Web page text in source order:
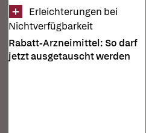
Rabatt-Arzneimittel: So darf
jetzt ausgetauscht werden
Erleichterungen bei
Nichtverfügbarkeit